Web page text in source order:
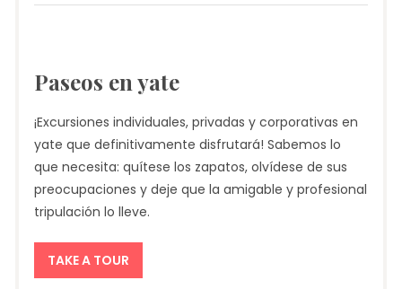
Paseos en yate
¡Excursiones individuales, privadas y corporativas en
yate que definitivamente disfrutará! Sabemos lo
que necesita: quítese los zapatos, olvídese de sus
preocupaciones y deje que la amigable y profesional
tripulación lo lleve.
TAKE A TOUR